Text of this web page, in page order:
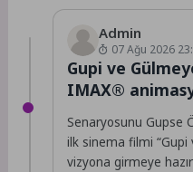
Admin
07 Ağu 2026
Gupi ve
IMAX®
Senaryosunu Gupse
ilk sinema filmi “Gupi
vizyona girmeye